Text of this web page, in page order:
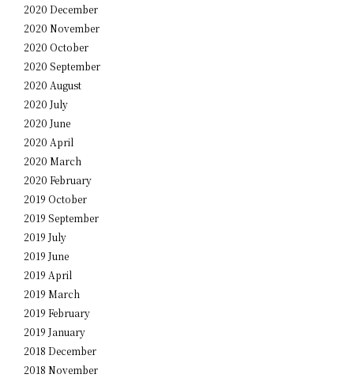
2020 December
2020 November
2020 October
2020 September
2020 August
2020 July
2020 June
2020 April
2020 March
2020 February
2019 October
2019 September
2019 July
2019 June
2019 April
2019 March
2019 February
2019 January
2018 December
2018 November